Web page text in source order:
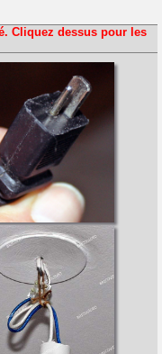
Cliquez dessus pour les